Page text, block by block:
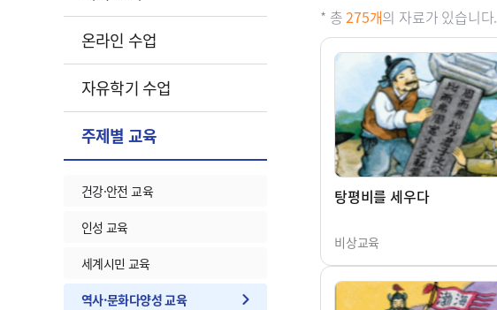
온라인 수업
자유학기 수업
주제별 교육
건강·안전 교육
인성 교육
세계시민 교육
역사·문화다양성 교육
* 총275개의 자료가 있습니다.
탕평비를 세우다
비상교육